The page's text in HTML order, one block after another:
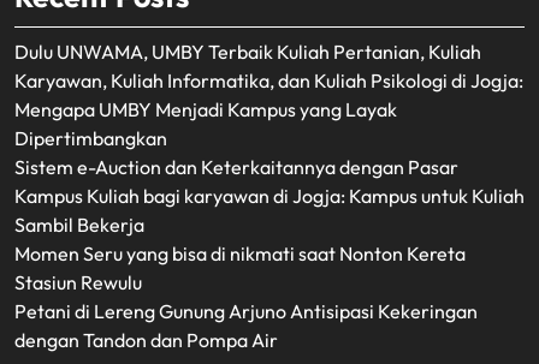
Dulu UNWAMA, UMBY Terbaik Kuliah Pertanian, Kuliah
Karyawan, Kuliah Informatika, dan Kuliah Psikologi di Jogja:
Mengapa UMBY Menjadi Kampus yang Layak
Dipertimbangkan
Sistem e-Auction dan Keterkaitannya dengan Pasar
Kampus Kuliah bagi karyawan di Jogja: Kampus untuk Kuliah
Sambil Bekerja
Momen Seru yang bisa di nikmati saat Nonton Kereta
Stasiun Rewulu
Petani di Lereng Gunung Arjuno Antisipasi Kekeringan
dengan Tandon dan Pompa Air